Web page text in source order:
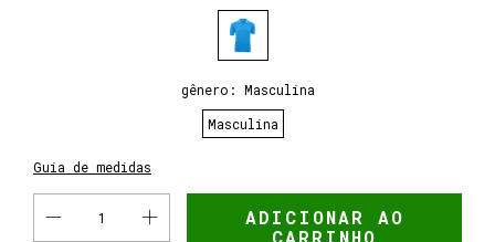
gênero: Masculina
Masculina
Guia de medidas